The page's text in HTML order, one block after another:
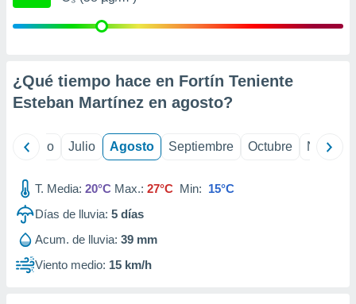
mediante
de
1199
¿Qué tiempo hace en Fortín Teniente
Esteban Martínez en agosto?
Junio Julio Agosto Septiembre Octubre
T. Media: 20°C Max.: 27°C Min: 15°C
Días de lluvia: 5 días
Acum. de lluvia: 39 mm
Viento medio: 15 km/h